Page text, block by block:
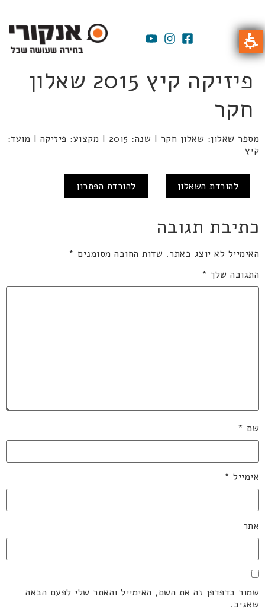
פיזיקה קיץ 2015 שאלון
חקר
מספר שאלון: שאלון חקר | שנה: 2015 | מקצוע: פיזיקה | מועד:
קיץ
להורדת השאלון להורדת הפתרון
כתיבת תגובה
האימייל לא יוצג באתר. שדות החובה מסומנים *
התגובה שלך *
שם *
אימייל *
אתר
שמור בדפדפן זה את השם, האימייל והאתר שלי לפעם הבאה
שאגיב.